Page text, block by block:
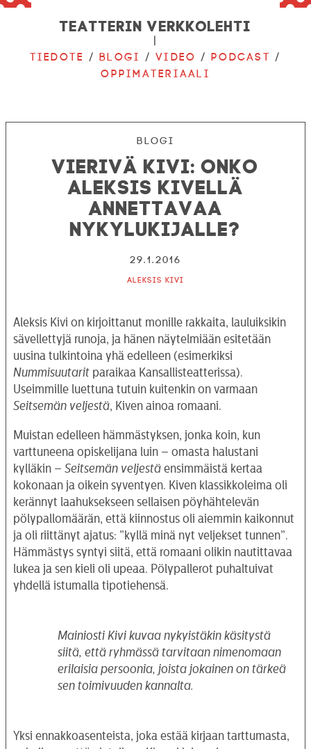
Teatterin verkkolehti
|
Tiedote /Blogi /Video /Podcast /
Oppimateriaali
Blogi
Vierivä Kivi: onko
Aleksis Kivellä
annettavaa
nykylukijalle?
29.1.2016
Aleksis Kivi
Aleksis Kivi on kirjoittanut monille rakkaita, lauluiksikin
sävellettyjä runoja, ja hänen näytelmiään esitetään
uusina tulkintoina yhä edelleen (esimerkiksi
Nummisuutarit paraikaa Kansallisteatterissa).
Useimmille luettuna tutuin kuitenkin on varmaan
Seitsemän veljestä, Kiven ainoa romaani.
Muistan edelleen hämmästyksen, jonka koin, kun
varttuneena opiskelijana luin – omasta halustani
kylläkin – Seitsemän veljestä ensimmäistä kertaa
kokonaan ja oikein syventyen. Kiven klassikkoleima oli
kerännyt laahuksekseen sellaisen pöyhähtelevän
pölypallomäärän, että kiinnostus oli aiemmin kaikonnut
ja oli riittänyt ajatus: ”kyllä minä nyt veljekset tunnen”.
Hämmästys syntyi siitä, että romaani olikin nautittavaa
lukea ja sen kieli oli upeaa. Pölypallerot puhaltuivat
yhdellä istumalla tipotiehensä.
Mainiosti Kivi kuvaa nykyistäkin käsitystä
siitä, että ryhmässä tarvitaan nimenomaan
erilaisia persoonia, joista jokainen on tärkeä
sen toimivuuden kannalta.
Yksi ennakkoasenteista, joka estää kirjaan tarttumasta,